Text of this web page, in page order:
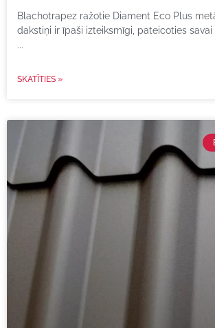
Blachotrapez ražotie Diament Eco Plus
dakstiņi ir īpaši izteiksmīgi, pateicoties savai
SKATĪTIES »